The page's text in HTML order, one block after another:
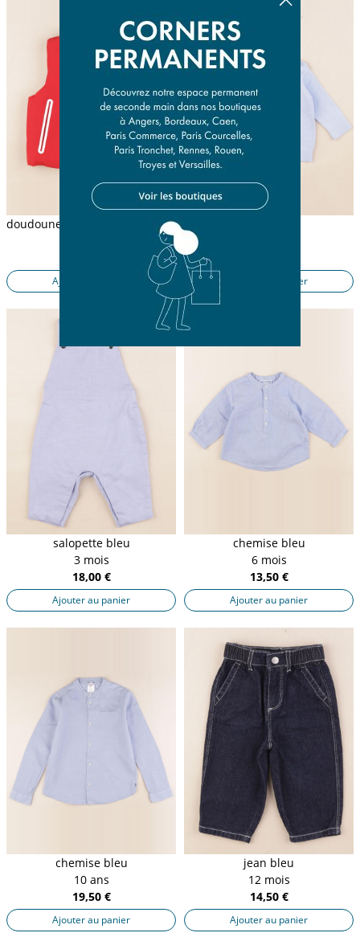
doudoune réversible rouge, blanc
Ajouter au panier Ajouter au panier
salopette bleu
3 mois
18,00 €
Ajouter au panier
chemise bleu
6 mois
13,50 €
Ajouter au panier
chemise bleu
10 ans
19,50 €
Ajouter au panier
jean bleu
12 mois
14,50 €
Ajouter au panier